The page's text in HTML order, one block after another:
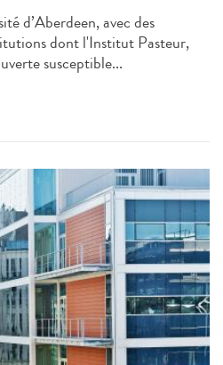
d’Aberdeen, avec des
dont l'Institut Pasteur,
susceptible...